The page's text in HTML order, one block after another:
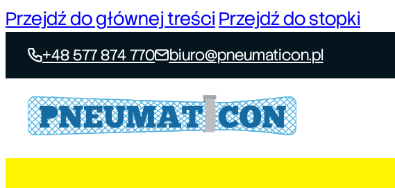
Przejdź do głównej treści Przejdź do stopki
+48 577 874 770 biuro@pneumaticon.pl